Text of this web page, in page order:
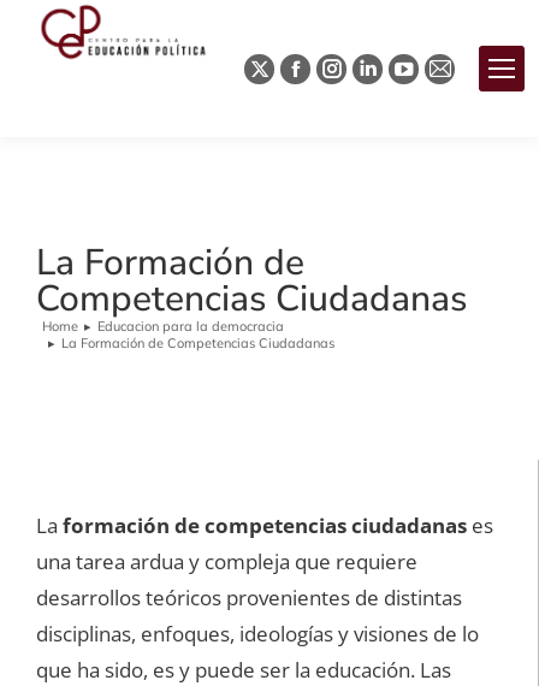
La Formación de
Competencias Ciudadanas
You are here:
Home
Educacion para la democracia
La Formación de Competencias Ciudadanas
La formación de competencias ciudadanas es
una tarea ardua y compleja que requiere
desarrollos teóricos provenientes de distintas
disciplinas, enfoques, ideologías y visiones de lo
que ha sido, es y puede ser la educación. Las